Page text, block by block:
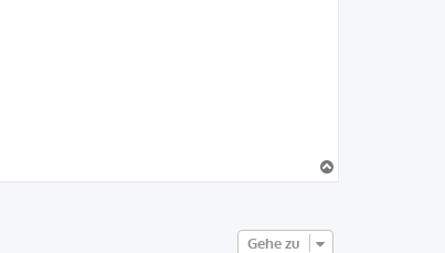
a
Gehe zu